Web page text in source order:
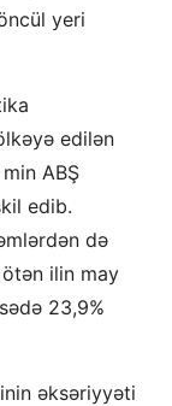
yeri
edilən
ABŞ
edib.
də
ilin may
23,9%
əksəriyyəti